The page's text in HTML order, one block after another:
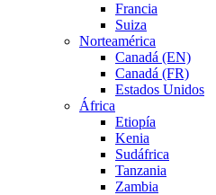
Francia
Suiza
Norteamérica
Canadá (EN)
Canadá (FR)
Estados Unidos
África
Etiopía
Kenia
Sudáfrica
Tanzania
Zambia